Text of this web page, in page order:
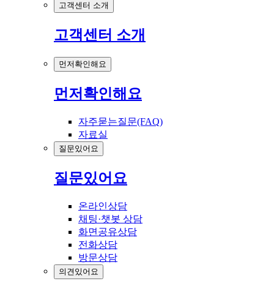
고객센터 소개
고객센터 소개
먼저확인해요
먼저확인해요
자주묻는질문(FAQ)
자료실
질문있어요
질문있어요
온라인상담
채팅·챗봇 상담
화면공유상담
전화상담
방문상담
의견있어요